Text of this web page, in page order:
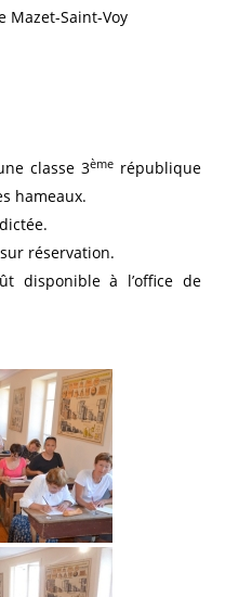
Mazet-Saint-Voy
classe 3èmerépublique
hameaux.
réservation.
disponible à l’office de